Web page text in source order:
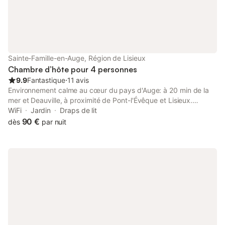
Sainte-Famille-en-Auge, Région de Lisieux
Chambre d’hôte pour 4 personnes
9.9Fantastique⋅11 avis
Environnement calme au cœur du pays d'Auge: à 20 min de la
mer et Deauville, à proximité de Pont-l'Évêque et Lisieux.
Chambre avec entrée indépendante, TV, internet, salle de bain
et wc privé. Parking privé, jardin clos paysagé de 3000 m²,
WiFi Jardin
Draps de lit
dès 90 € par nuit